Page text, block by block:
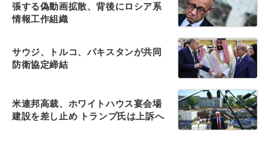
張する偽動画拡散、背後にロシア系
情報工作組織
サウジ、トルコ、パキスタンが共同
防衛協定締結
米連邦高裁、ホワイトハウス宴会場
建設を差し止め トランプ氏は上訴へ